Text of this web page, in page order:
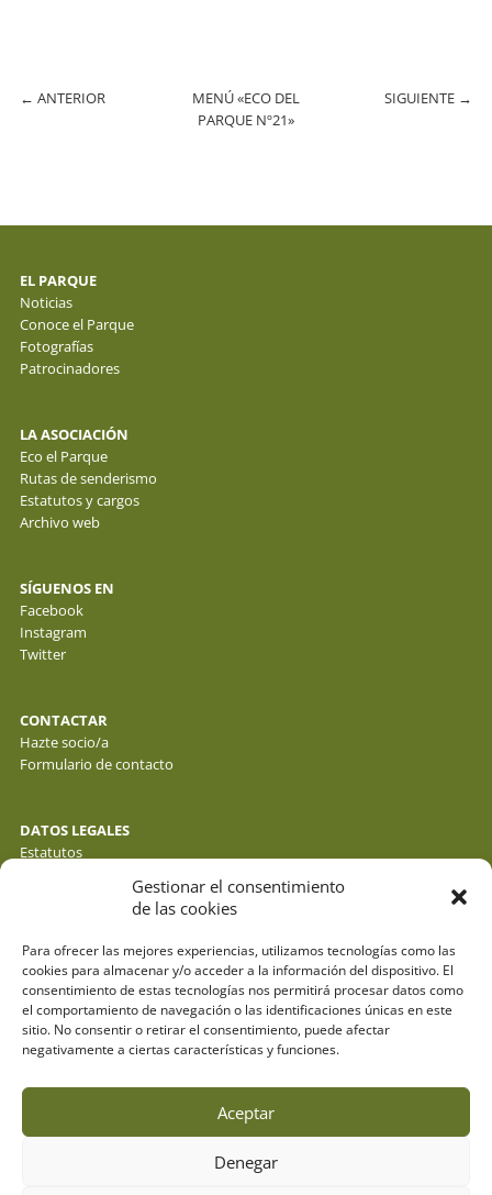
Gestionar el consentimiento
de las cookies
Para ofrecer las mejores experiencias, utilizamos tecnologías como las
cookies para almacenar y/o acceder a la información del dispositivo. El
consentimiento de estas tecnologías nos permitirá procesar datos como
el comportamiento de navegación o las identificaciones únicas en este
sitio. No consentir o retirar el consentimiento, puede afectar
negativamente a ciertas características y funciones.
Aceptar
Denegar
← ANTERIOR
MENÚ «ECO DEL
PARQUE Nº21»
SIGUIENTE →
EL PARQUE
Noticias
Conoce el Parque
Fotografías
Patrocinadores
LA ASOCIACIÓN
Eco el Parque
Rutas de senderismo
Estatutos y cargos
Archivo web
SÍGUENOS EN
Facebook
Instagram
Twitter
CONTACTAR
Hazte socio/a
Formulario de contacto
DATOS LEGALES
Estatutos
Política de cookies
© fotos : f. y j. gálvez - o. molina y sus autores . webdesign: